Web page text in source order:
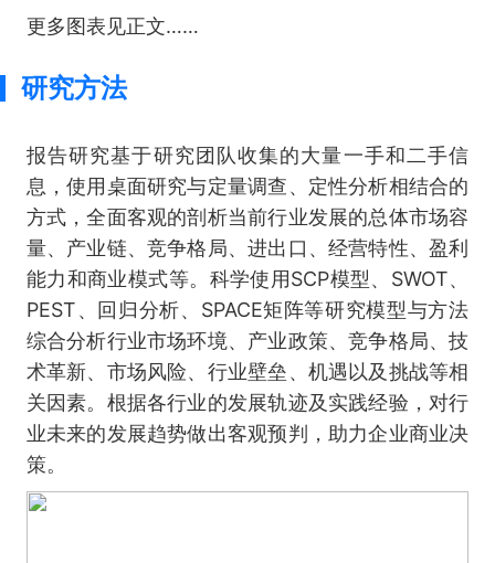
更多图表见正文……
研究方法
报告研究基于研究团队收集的大量一手和二手信
息，使用桌面研究与定量调查、定性分析相结合的
方式，全面客观的剖析当前行业发展的总体市场容
量、产业链、竞争格局、进出口、经营特性、盈利
能力和商业模式等。科学使用SCP模型、SWOT、
PEST、回归分析、SPACE矩阵等研究模型与方法
综合分析行业市场环境、产业政策、竞争格局、技
术革新、市场风险、行业壁垒、机遇以及挑战等相
关因素。根据各行业的发展轨迹及实践经验，对行
业未来的发展趋势做出客观预判，助力企业商业决
策。